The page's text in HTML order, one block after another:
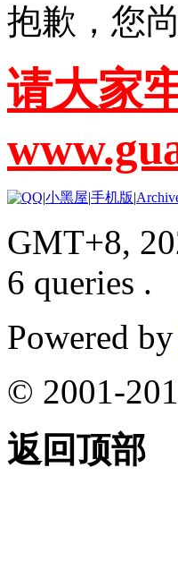
抱歉，您
请大家
|小黑屋|手机版|
GMT+8,
6 queries .
Powered by
© 2001-
返回顶部